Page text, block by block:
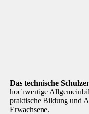
Das technische
hochwertige
praktische Bildung und
Erwachsene.